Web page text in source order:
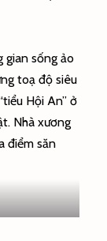
gian sống ảo
toạ độ siêu
Hội An” ở
Nhà xương
điểm săn